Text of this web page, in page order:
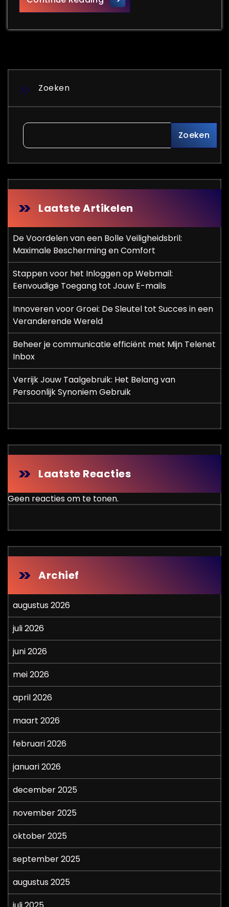
Zoeken
Zoeken
Laatste Artikelen
De Voordelen van een Bolle Veiligheidsbril:
Maximale Bescherming en Comfort
Stappen voor het Inloggen op Webmail:
Eenvoudige Toegang tot Jouw E-mails
Innoveren voor Groei: De Sleutel tot Succes in een
Veranderende Wereld
Beheer je communicatie efficiënt met Mijn Telenet
Inbox
Verrijk Jouw Taalgebruik: Het Belang van
Persoonlijk Synoniem Gebruik
Laatste Reacties
Geen reacties om te tonen.
Archief
augustus 2026
juli 2026
juni 2026
mei 2026
april 2026
maart 2026
februari 2026
januari 2026
december 2025
november 2025
oktober 2025
september 2025
augustus 2025